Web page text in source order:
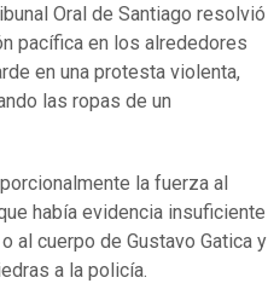
Oral de Santiago resolvió
pacífica en los alrededores
en una protesta violenta,
las ropas de un
la fuerza al
había evidencia insuficiente
al cuerpo de Gustavo Gatica y
a la policía.